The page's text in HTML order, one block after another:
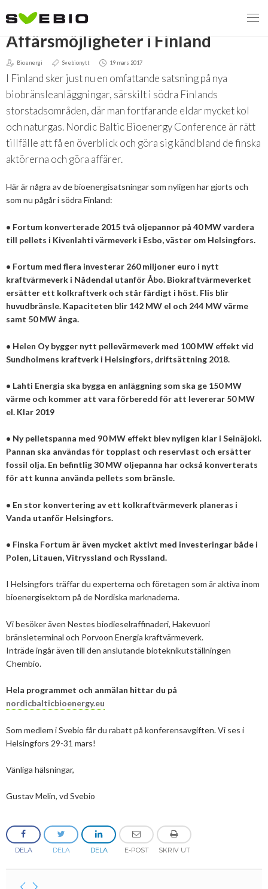
VI VERKAR FÖR
Svebios valmanifest 2026
Koldioxidskatt
Besvarade remisser
Maj
April
Mars
December
November
September
Juni
Maj
April
Mars
2024
November
Oktober
Augusti
Juli
Juni
Maj
Februari
2023
December
Augusti
Juni
Maj
April
2022
November
Oktober
September
Augusti
Mars
Januari
December
Oktober
September
Augusti
Maj
Februari
2020
December
November
Oktober
Juni
April
2019
November
Oktober
Juli
April
Februari
Januari
2018
Maj
Mars
Januari
2017
Oktober
Augusti
April
Mars
Februari
November
September
Juli
Juni
Maj
Mars
Januari
2015
Oktober
Augusti
Juli
Maj
Februari
Augusti
Maj
April
Mars
Januari
2013
Oktober
September
Augusti
April
Februari
December
Oktober
September
Juli
Mars
Februari
2011
December
November
September
Juni
Maj
Januari
2010
December
September
2009
November
Juli
Maj
Februari
December
2007
OM BIOENERGI
Ger förbränning en kolskuld?
Finns det tillräckligt med biomassa?
Försörjningstrygghet
Sammanfattande statistik om bioenergi
Finns det mark?
Biovärme
Biodrivmedel
Kolsänkor
Bioenergi – ord och begrepp
MEDLEMSKAP
Associerad medlem
EVENEMANG
Om oss
Konkurrensrättsligt
Svebios stadgar
Verksamhetsberättelse
Medlemmar
Nordic Pellets Conference
Svebio Fuel Market Day
Svebios vår- och årsmöteskonferens
Publikationer och dokument
Avslutade projekt
Nätverk och samarbeten
BioDriv
Integritetspolicy (GDPR)
Våra kanaler
TILLBAKA
Affärsmöjligheter i Finland
Bioenergi Svebionytt 19 mars 2017
I Finland sker just nu en omfattande satsning på nya
biobränsleanläggningar, särskilt i södra Finlands
storstadsområden, där man fortfarande eldar mycket kol
och naturgas. Nordic Baltic Bioenergy Conference är rätt
tillfälle att få en överblick och göra sig känd bland de finska
aktörerna och göra affärer.
Här är några av de bioenergisatsningar som nyligen har gjorts och
som nu pågår i södra Finland:
• Fortum konverterade 2015 två oljepannor på 40 MW vardera
till pellets i Kivenlahti värmeverk i Esbo, väster om Helsingfors.
• Fortum med flera investerar 260 miljoner euro i nytt
kraftvärmeverk i Nådendal utanför Åbo. Biokraftvärmeverket
ersätter ett kolkraftverk och står färdigt i höst. Flis blir
huvudbränsle. Kapaciteten blir 142 MW el och 244 MW värme
samt 50 MW ånga.
• Helen Oy bygger nytt pellevärmeverk med 100 MW effekt vid
Sundholmens kraftverk i Helsingfors, driftsättning 2018.
• Lahti Energia ska bygga en anläggning som ska ge 150 MW
värme och kommer att vara förberedd för att levererar 50 MW
el. Klar 2019
• Ny pelletspanna med 90 MW effekt blev nyligen klar i Seinäjoki.
Pannan ska användas för topplast och reservlast och ersätter
fossil olja. En befintlig 30 MW oljepanna har också konverterats
för att kunna använda pellets som bränsle.
• En stor konvertering av ett kolkraftvärmeverk planeras i
Vanda utanför Helsingfors.
• Finska Fortum är även mycket aktivt med investeringar både i
Polen, Litauen, Vitryssland och Ryssland.
I Helsingfors träffar du experterna och företagen som är aktiva inom
bioenergisektorn på de Nordiska marknaderna.
Vi besöker även Nestes biodieselraffinaderi, Hakevuori
bränsleterminal och Porvoon Energia kraftvärmeverk.
Inträde ingår även till den anslutande bioteknikutställningen
Chembio.
Hela programmet och anmälan hittar du på
nordicbalticbioenergy.eu
Som medlem i Svebio får du rabatt på konferensavgiften. Vi ses i
Helsingfors 29-31 mars!
Vänliga hälsningar,
Gustav Melin, vd Svebio
DELA DELA DELA E-POST SKRIV UT